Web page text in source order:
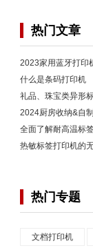
热门文章
2023家用蓝牙打印
什么是条码打印机
礼品、珠宝类异形
2024厨房收纳&自
全面了解耐高温标
热敏标签打印机的
热门专题
文档打印机